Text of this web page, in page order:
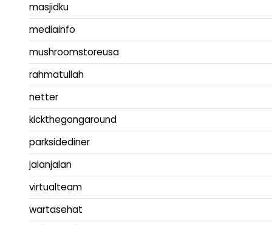
masjidku
mediainfo
mushroomstoreusa
rahmatullah
netter
kickthegongaround
parksidediner
jalanjalan
virtualteam
wartasehat